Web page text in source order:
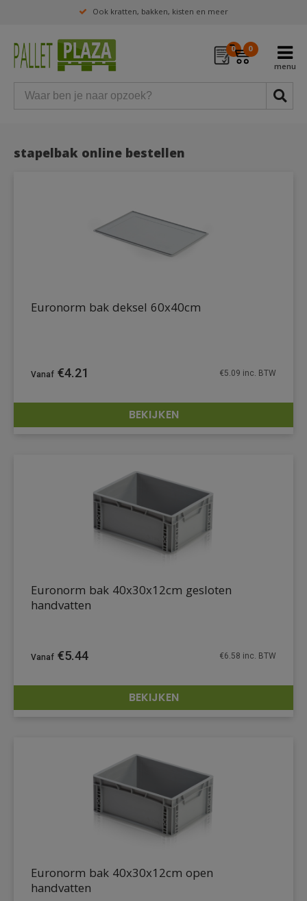
Ook kratten, bakken, kisten en meer
0 0
stapelbak online bestellen
DETAILS
Euronorm bak deksel 60x40cm
€4.21 €5.09 inc. BTW
BEKIJKEN
DETAILS
Euronorm bak 40x30x12cm gesloten
handvatten
€5.44 €6.58 inc. BTW
BEKIJKEN
Euronorm bak 40x30x12cm open
handvatten